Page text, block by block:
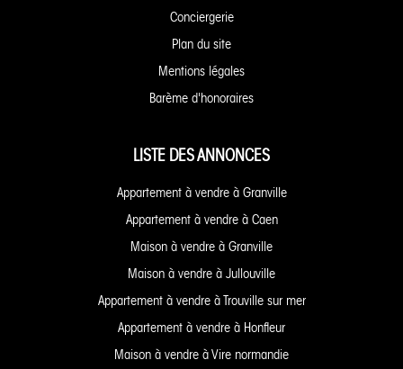
Conciergerie
Plan du site
Mentions légales
Barème d'honoraires
LISTE DES ANNONCES
Appartement à vendre à Granville
Appartement à vendre à Caen
Maison à vendre à Granville
Maison à vendre à Jullouville
Appartement à vendre à Trouville sur mer
Appartement à vendre à Honfleur
Maison à vendre à Vire normandie